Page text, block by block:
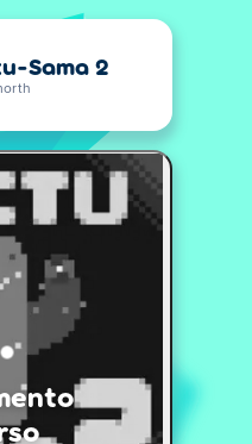
Sama 2